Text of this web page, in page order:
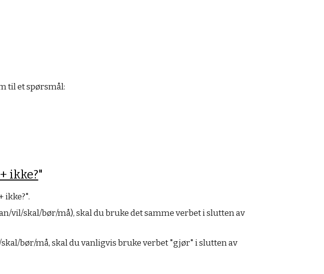
til et spørsmål:
ikke?"
ikke?".
vil/skal/bør/må), skal du bruke det samme verbet i slutten av
bør/må, skal du vanligvis bruke verbet "gjør" i slutten av